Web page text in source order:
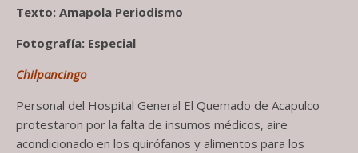
Texto: Amapola Periodismo
Fotografía: Especial
Chilpancingo
Personal del Hospital General El Quemado de Acapulco
protestaron por la falta de insumos médicos, aire
acondicionado en los quirófanos y alimentos para los